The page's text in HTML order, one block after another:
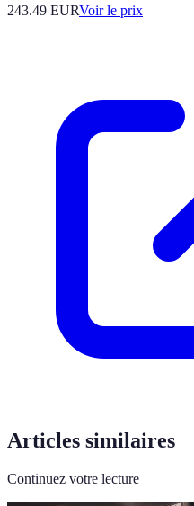
243.49 EURVoir le prix
Articles similaires
Continuez votre lecture